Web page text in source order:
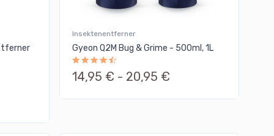
Insektenentferner
Gyeon Q2M Bug & Grime - 500ml, 1L
14,95 € - 20,95 €